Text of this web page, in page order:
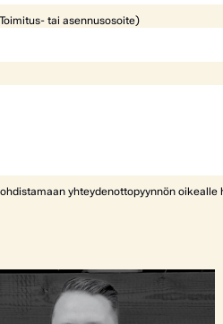
tai asennusosoite)
yhteydenottopyynnön oikealle